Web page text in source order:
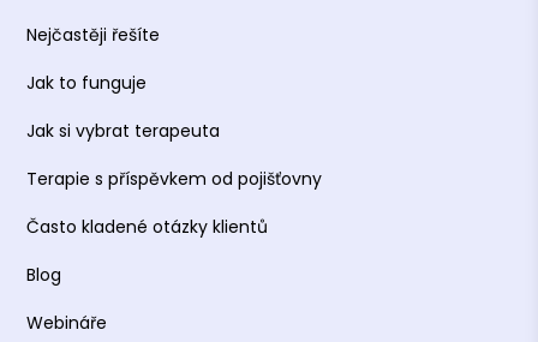
Nejčastěji řešíte
Jak to funguje
Jak si vybrat terapeuta
Terapie s příspěvkem od pojišťovny
Často kladené otázky klientů
Blog
Webináře